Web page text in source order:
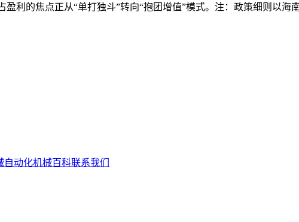
利的焦点正从“单打独斗”转向“抱团增值”模式。注：政策细则以
自动化机械百科联系我们